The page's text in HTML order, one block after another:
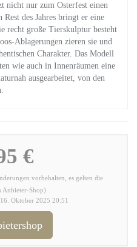
nicht nur zum Osterfest einen
des Jahres bringt er eine
recht große Tierskulptur besteht
Ablagerungen zieren sie und
Charakter. Das Modell
wie auch in Innenräumen eine
ausgearbeitet, von den
€
vorbehalten, es gelten die
Shop)
Oktober 2025 20:51